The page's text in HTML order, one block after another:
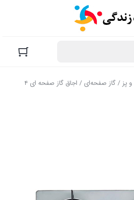
پز /گاز صفحه‌ای
/ اجاق گاز صفحه ای ۴